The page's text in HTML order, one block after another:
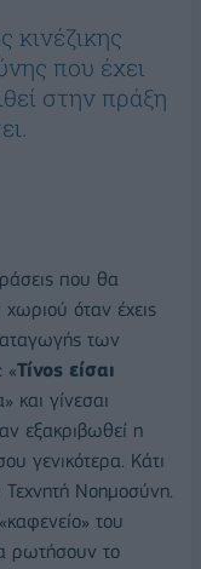
κινέζικης
που έχει
στην πράξη
που θα
όταν έχεις
των
«Τίνος είσαι
και γίνεσαι
εξακριβωθεί η
γενικότερα. Κάτι
Τεχνητή Νοημοσύνη.
του
ρωτήσουν το